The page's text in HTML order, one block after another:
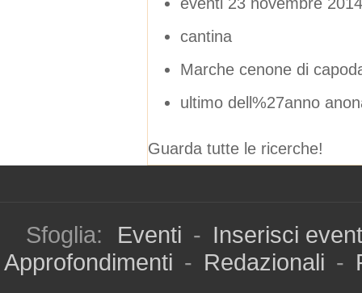
cantina
Marche cenone di
ultimo dell%27anno
Guarda tutte le ricerche!
Sfoglia: Eventi - Inserisci
Approfondimenti - Redazionali -